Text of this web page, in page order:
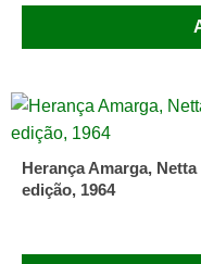
Herança Amarga,
edição, 1964